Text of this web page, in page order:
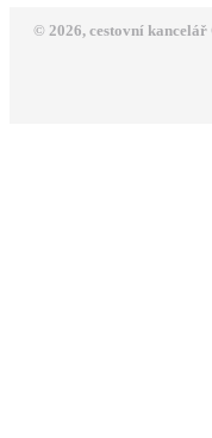
© 2026, cestovní kancelář